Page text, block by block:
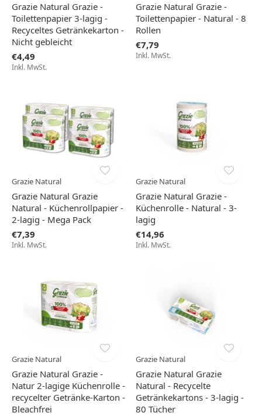
Grazie Natural Grazie -
Toilettenpapier 3-lagig -
Recyceltes Getränkekarton -
Nicht gebleicht
€4,49
Inkl. MwSt.
Grazie Natural Grazie -
Toilettenpapier - Natural - 8
Rollen
€7,79
Inkl. MwSt.
Grazie Natural
Grazie Natural Grazie
Natural - Küchenrollpapier -
2-lagig - Mega Pack
€7,39
Inkl. MwSt.
Grazie Natural
Grazie Natural Grazie -
Küchenrolle - Natural - 3-
lagig
€14,96
Inkl. MwSt.
Grazie Natural
Grazie Natural Grazie -
Natur 2-lagige Küchenrolle -
recycelter Getränke-Karton -
Bleachfrei
Grazie Natural
Grazie Natural Grazie
Natural - Recycelte
Getränkekartons - 3-lagig -
80 Tücher